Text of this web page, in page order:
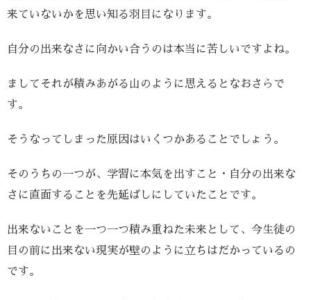
来ていないかを思い知る羽目になります。
自分の出来なさに向かい合うのは本当に苦しいですよね。
ましてそれが積みあがる山のように思えるとなおさらで
す。
そうなってしまった原因はいくつかあることでしょう。
そのうちの一つが、学習に本気を出すこと・自分の出来な
さに直面することを先延ばしにしていたことです。
出来ないことを一つ一つ積み重ねた未来として、今生徒の
目の前に出来ない現実が壁のように立ちはだかっているの
です。